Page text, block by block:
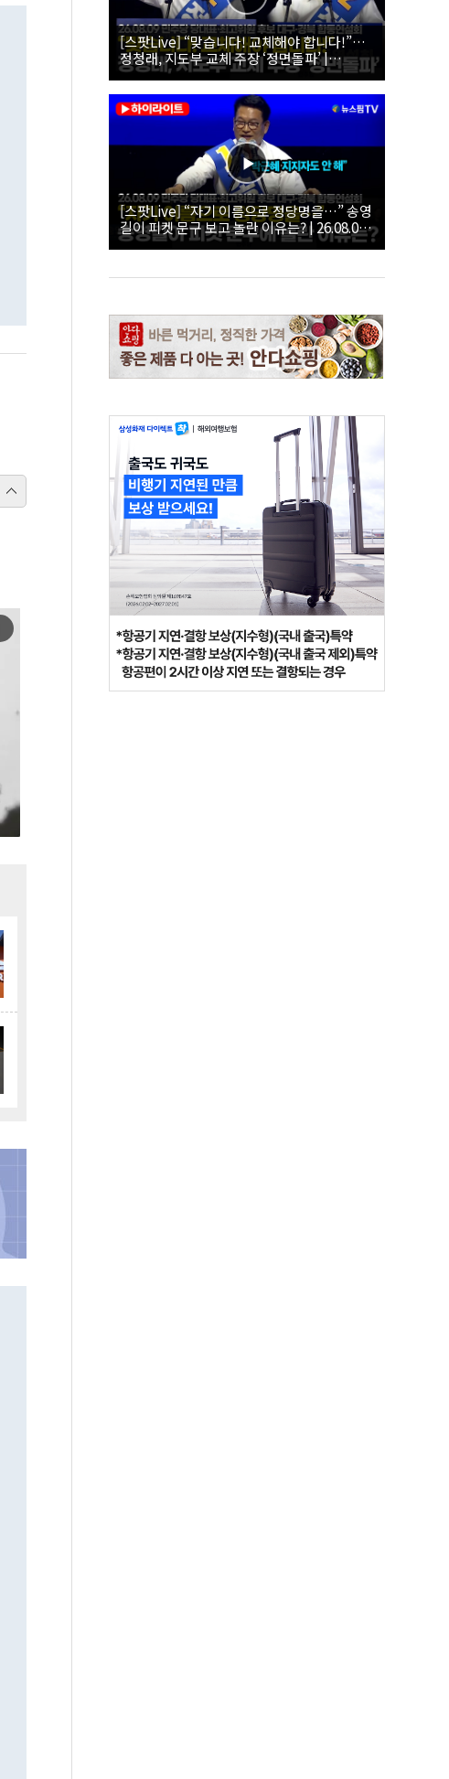
[스팟Live] “맞습니다! 교체해야 합니다!”…
정청래, 지도부 교체 주장 ‘정면돌파’ |
26.08.09 더불어민주당 당대표·최고위원 후
보 대구·경북 합동연설회
[스팟Live] “자기 이름으로 정당명을…” 송영
길이 피켓 문구 보고 놀란 이유는? | 26.08.09
더불어민주당 당대표·최고위원 후보 대구·경